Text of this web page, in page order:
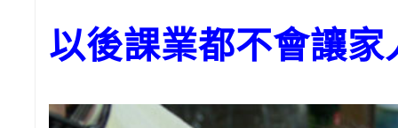
以後課業都不會讓家